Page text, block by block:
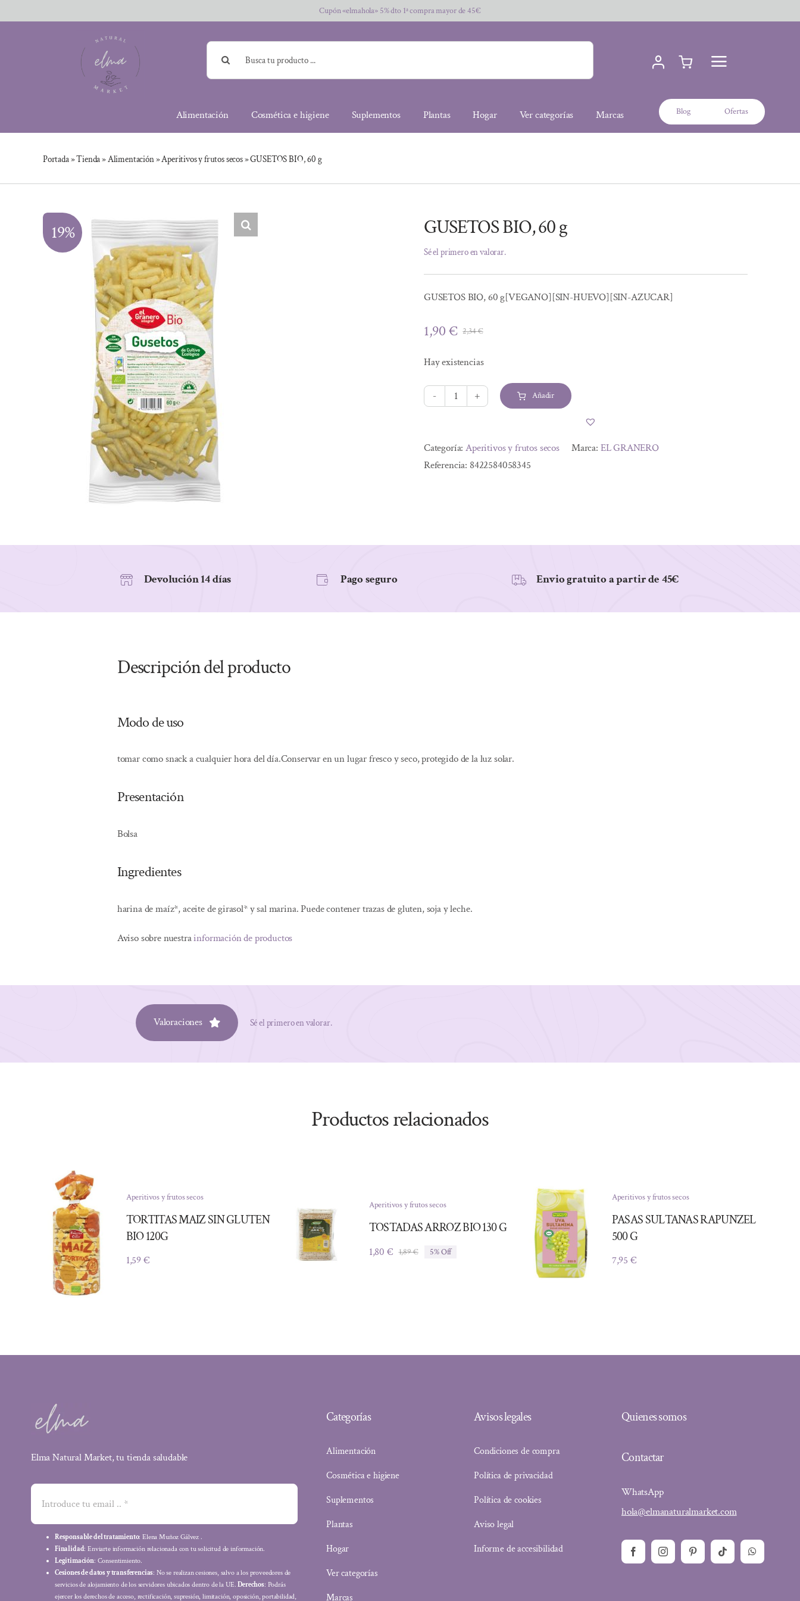
al
Cupón «elmahola» 5% dto 1ª compra mayor de 45€
Buscar:
Alimentación Cosmética e higiene Suplementos Plantas Hogar Ver categorías Marcas Blog Ofertas
Portada»Tienda»Alimentación»Aperitivos y frutos secos»GUSETOS BIO, 60 g
19% GUSETOS BIO, 60 g
Sé el primero en valorar.
GUSETOS BIO, 60 g[VEGANO][SIN-HUEVO][SIN-AZUCAR]
2,34€El
era:
2,34 €.
1,90€
El
es:
1,90 €.
Hay existencias
GUSETOS
g
cantidad
Añadir
Categoría:Aperitivos y frutos secos Marca: EL GRANERO
Referencia: 8422584058345
Devolución 14 días Pago seguro Envio gratuito a partir de 45€
Descripción del producto
Modo de uso
tomar como snack a cualquier hora del día.Conservar en un lugar fresco y seco, protegido de la luz solar.
Presentación
Bolsa
Ingredientes
harina de maíz*, aceite de girasol* y sal marina. Puede contener trazas de gluten, soja y leche.
Aviso sobre nuestrainformación de productos
Valoraciones Sé el primero en valorar.
Productos relacionados
Aperitivos y frutos secos
TORTITAS MAIZ SIN GLUTEN
BIO 120G
1,59€
Aperitivos y frutos secos
TOSTADAS ARROZ BIO 130 G
1,89€El
1,80 €
El
5% Off
Aperitivos y frutos secos
PASAS SULTANAS RAPUNZEL
500 G
7,95 €
Elma Natural Market, tu tienda saludable
Responsable del tratamiento: Elena Muñoz Gálvez .
Finalidad: Enviarte información relacionada con tu solicitud de información.
Legitimación: Consentimiento.
Cesiones de datos y transferencias: No se realizan cesiones, salvo a los proveedores de
servicios de alojamiento de los servidores ubicados dentro de la UE.Derechos: Podrás
ejercer los derechos de acceso, rectificación, supresión, limitación, oposición, portabilidad,
Categorías
Alimentación
Cosmética e higiene
Suplementos
Plantas
Hogar
Ver categorías
Marcas
Avisos legales
Condiciones de compra
Política de privacidad
Política de cookies
Aviso legal
Informe de accesibilidad
Quienes somos
Contactar
WhatsApp
hola@elmanaturalmarket.com